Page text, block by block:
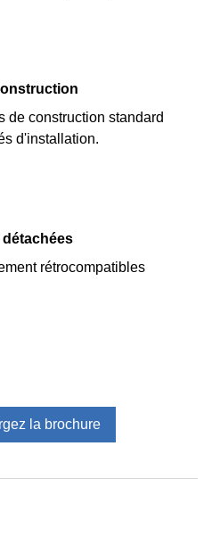
de construction standard
d'installation.
rétrocompatibles
la brochure